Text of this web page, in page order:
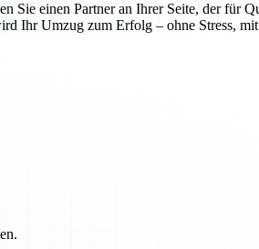
Sie einen Partner an Ihrer Seite, der für
Ihr Umzug zum Erfolg – ohne Stress,